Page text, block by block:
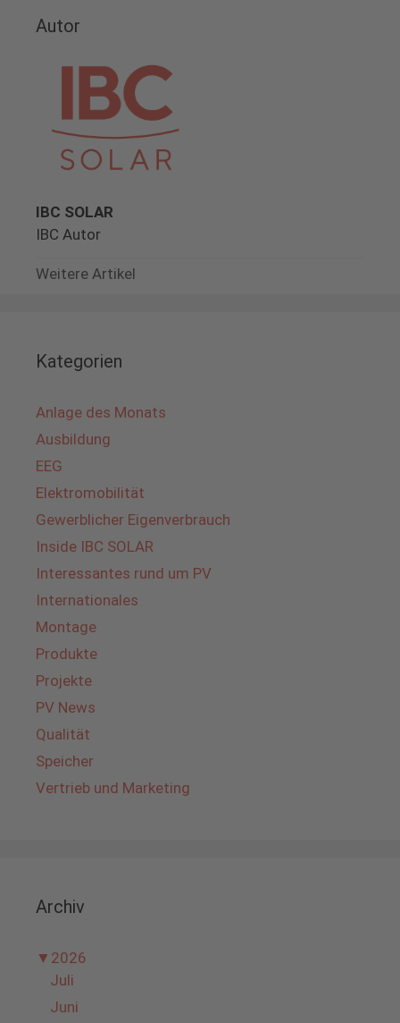
Autor
IBC SOLAR
IBC Autor
Weitere Artikel
Kategorien
Anlage des Monats
Ausbildung
EEG
Elektromobilität
Gewerblicher Eigenverbrauch
Inside IBC SOLAR
Interessantes rund um PV
Internationales
Montage
Produkte
Projekte
PV News
Qualität
Speicher
Vertrieb und Marketing
Archiv
▼ 2026
Juli
Juni